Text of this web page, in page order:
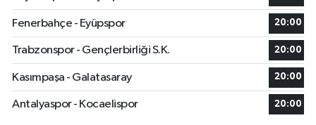
Fenerbahçe - Eyüpspor 20:00
Trabzonspor - Gençlerbirliği S.K. 20:00
Kasımpaşa - Galatasaray 20:00
Antalyaspor - Kocaelispor 20:00